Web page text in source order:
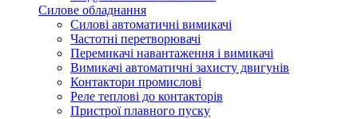
Силове обладнання
Силові автоматичні вимикачі
Частотні перетворювачі
Перемикачі навантаження і вимикачі
Вимикачі автоматичні захисту двигунів
Контактори промислові
Реле теплові до контакторів
Пристрої плавного пуску